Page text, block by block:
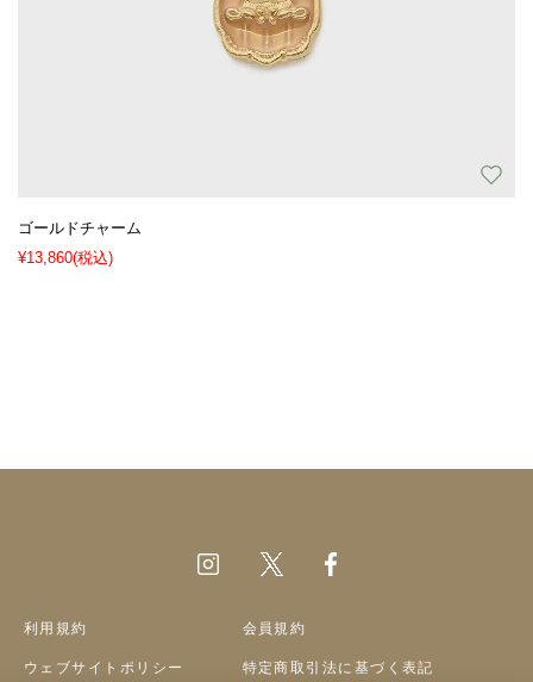
ゴールドチャーム
¥13,860(税込)
利用規約 会員規約
ウェブサイトポリシー 特定商取引法に基づく表記